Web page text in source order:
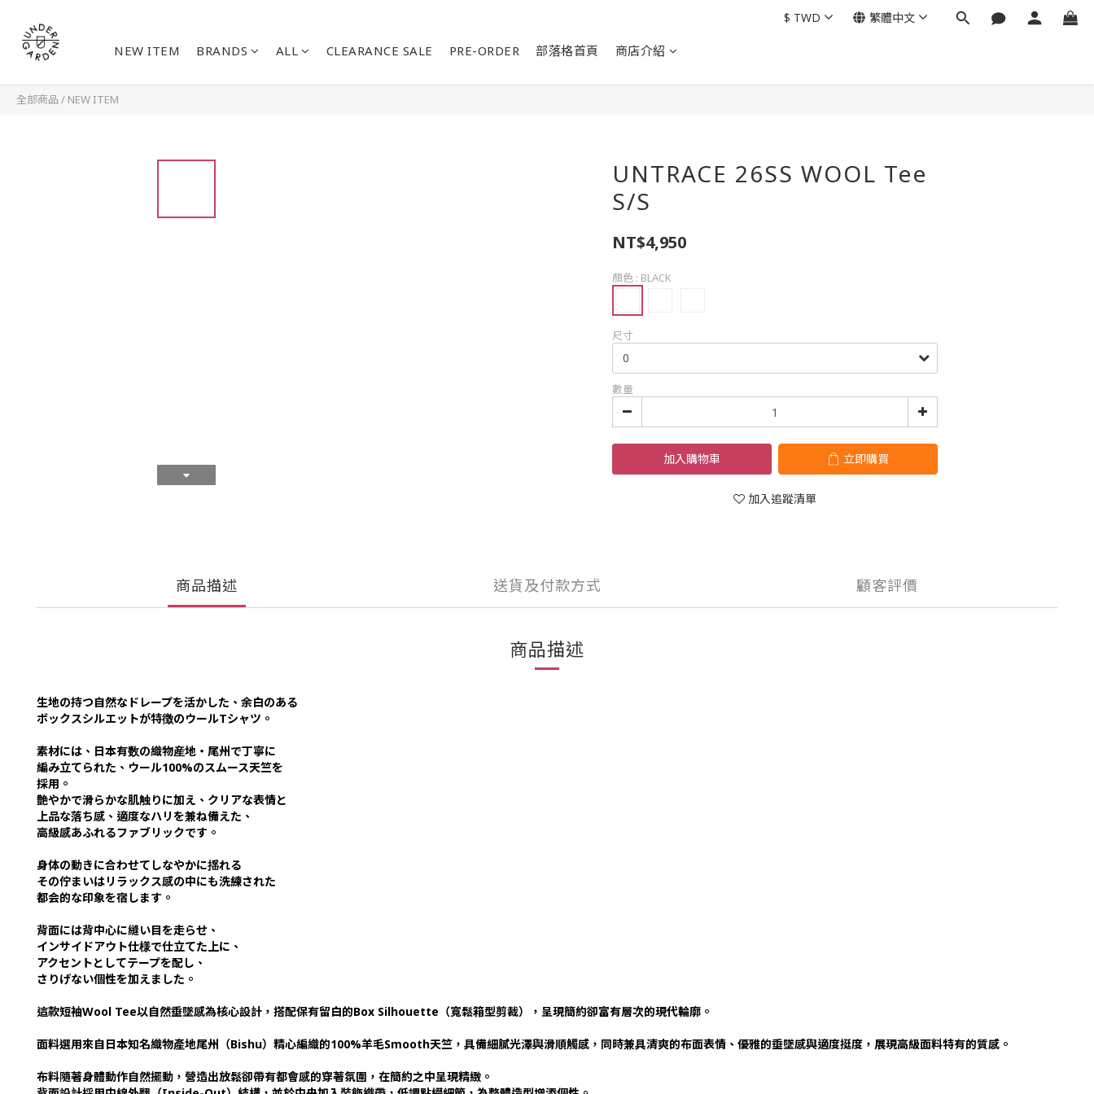
NEW ITEM BRANDS ALL CLEARANCE SALE PRE-ORDER 部落格首頁 商店介紹
$ TWD 繁體中文
全部商品 / NEW ITEM
UNTRACE 26SS WOOL Tee
S/S
NT$4,950
顏色 : BLACK
尺寸
數量
加入購物車 立即購買
加入追蹤清單
商品描述 送貨及付款方式 顧客評價
商品描述
生地の持つ自然なドレープを活かした、余白のある
ボックスシルエットが特徴のウールTシャツ。
素材には、日本有数の織物産地・尾州で丁寧に
編み立てられた、ウール100%のスムース天竺を
採用。
艶やかで滑らかな肌触りに加え、クリアな表情と
上品な落ち感、適度なハリを兼ね備えた、
高級感あふれるファブリックです。
身体の動きに合わせてしなやかに揺れる
その佇まいはリラックス感の中にも洗練された
都会的な印象を宿します。
背面には背中心に縫い目を走らせ、
インサイドアウト仕様で仕立てた上に、
アクセントとしてテープを配し、
さりげない個性を加えました。
這款短袖Wool Tee以自然垂墜感為核心設計，搭配保有留白的Box Silhouette（寬鬆箱型剪裁），呈現簡約卻富有層次的現代輪廓。
面料選用來自日本知名織物產地尾州（Bishu）精心編織的100%羊毛Smooth天竺，具備細膩光澤與滑順觸感，同時兼具清爽的布面表情、優雅的垂墜感與適度挺度，展現高級面料特有的質感。
布料隨著身體動作自然擺動，營造出放鬆卻帶有都會感的穿著氛圍，在簡約之中呈現精緻。